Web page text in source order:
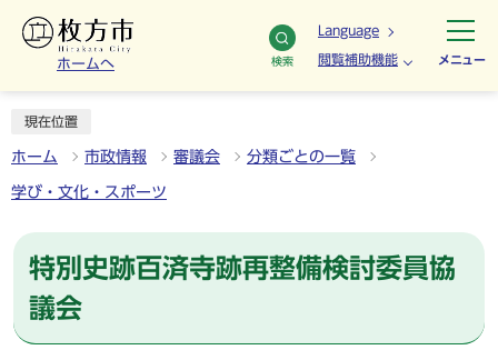
ホームへ 検索
Language
閲覧補助機能 メニュー
現在位置
ホーム 市政情報 審議会 分類ごとの一覧
学び・文化・スポーツ
特別史跡百済寺跡再整備検討委員協
議会